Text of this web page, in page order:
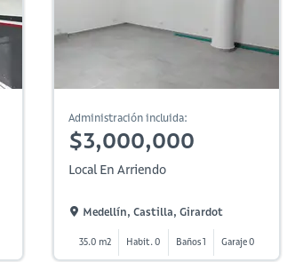
Administración incluida:
$3,000,000
Local En Arriendo
Medellín, Castilla, Girardot
35.0 m2 Habit. 0 Baños 1 Garaje 0